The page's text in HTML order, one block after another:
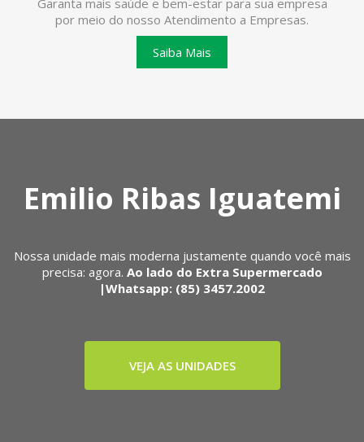
Garanta mais saúde e bem-estar para sua empresa
por meio do nosso Atendimento a Empresas.
Saiba Mais
Emilio Ribas Iguatemi
Nossa unidade mais moderna justamente quando você mais
precisa: agora. Ao lado do Extra Supermercado
|Whatsapp: (85) 3457.2002
VEJA AS UNIDADES